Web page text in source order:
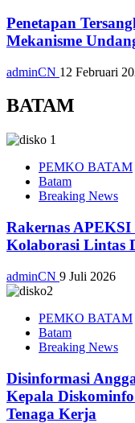
Penetapan
Mekanisme
adminCN 12 Februari
BATAM
PEMKO BATAM
Batam
Breaking News
Rakernas
Kolaborasi Lintas
adminCN 9 Juli 2026
PEMKO BATAM
Batam
Breaking News
Disinformasi
Kepala
Tenaga Kerja